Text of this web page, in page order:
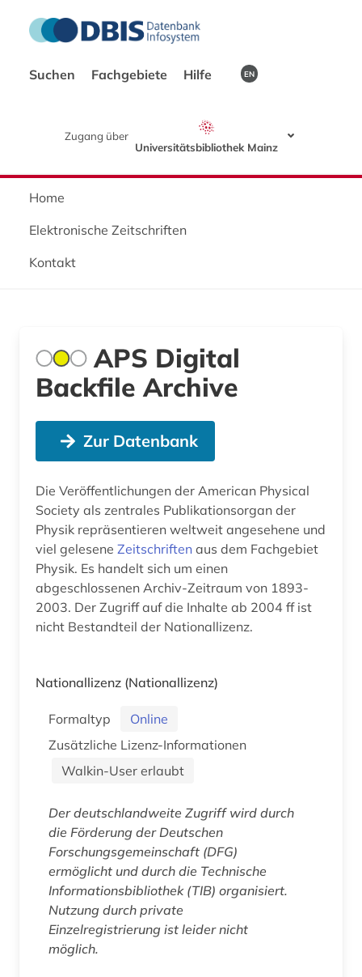
Suchen Fachgebiete Hilfe EN
Zugang über
Universitätsbibliothek Mainz
Home
Elektronische Zeitschriften
Kontakt
APS Digital
Backfile Archive
Zur Datenbank
Die Veröffentlichungen der American Physical
Society als zentrales Publikationsorgan der
Physik repräsentieren weltweit angesehene und
viel gelesene Zeitschriften aus dem Fachgebiet
Physik. Es handelt sich um einen
abgeschlossenen Archiv-Zeitraum von 1893-
2003. Der Zugriff auf die Inhalte ab 2004 ff ist
nicht Bestandteil der Nationallizenz.
Nationallizenz (Nationallizenz)
Formaltyp
Online
Zusätzliche Lizenz-Informationen
Walkin-User erlaubt
Der deutschlandweite Zugriff wird durch
die Förderung der Deutschen
Forschungsgemeinschaft (DFG)
ermöglicht und durch die Technische
Informationsbibliothek (TIB) organisiert.
Nutzung durch private
Einzelregistrierung ist leider nicht
möglich.